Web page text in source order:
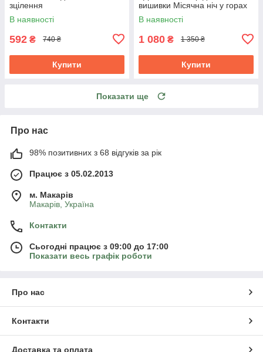
зцілення
В наявності
592 ₴ 740 ₴
Купити
вишивки Місячна ніч у горах
В наявності
1 080 ₴ 1 350 ₴
Купити
Показати ще
Про нас
98% позитивних з 68 відгуків за рік
Працює з 05.02.2013
м. Mакарів
Mакарів, Україна
Контакти
Сьогодні працює з 09:00 до 17:00
Показати весь графік роботи
Про нас
Контакти
Доставка та оплата